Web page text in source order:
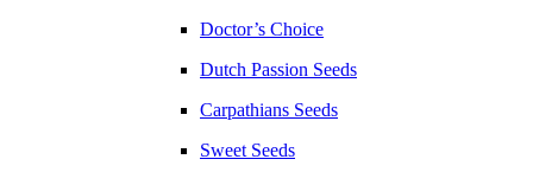
Doctor’s Choice
Dutch Passion Seeds
Carpathians Seeds
Sweet Seeds